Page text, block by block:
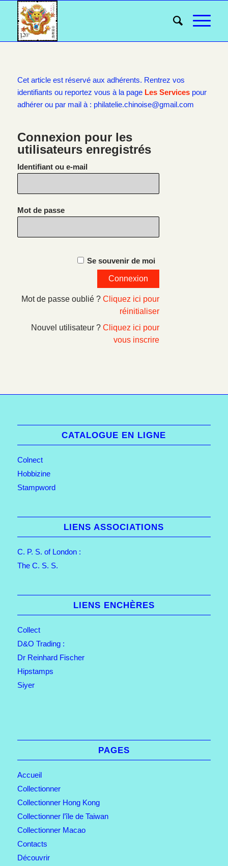
Cet article est réservé aux adhérents. Rentrez vos
identifiants ou reportez vous à la page Les Services pour
adhérer ou par mail à : philatelie.chinoise@gmail.com
Connexion pour les
utilisateurs enregistrés
Identifiant ou e-mail
Mot de passe
Se souvenir de moi
Mot de passe oublié ?Cliquez ici pour
réinitialiser
Nouvel utilisateur ?Cliquez ici pour
vous inscrire
CATALOGUE EN LIGNE
Colnect
Hobbizine
Stampword
LIENS ASSOCIATIONS
C. P. S. of London :
The C. S. S.
LIENS ENCHÈRES
Collect
D&O Trading :
Dr Reinhard Fischer
Hipstamps
Siyer
PAGES
Accueil
Collectionner
Collectionner Hong Kong
Collectionner l’île de Taiwan
Collectionner Macao
Contacts
Découvrir